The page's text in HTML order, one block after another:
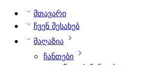
მთავარი
ჩვენ შესახებ
მაღაზია
ჩანთები